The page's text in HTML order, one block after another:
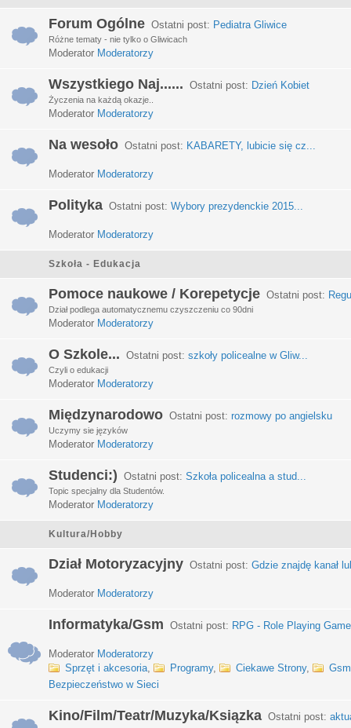
Forum Ogólne Ostatni post: Pediatra Gliwice
Różne tematy - nie tylko o Gliwicach
Moderator Moderatorzy
Wszystkiego Naj...... Ostatni post: Dzień Kobiet
Życzenia na każdą okazje..
Moderator Moderatorzy
Na wesoło Ostatni post: KABARETY, lubicie się cz...
Moderator Moderatorzy
Polityka Ostatni post: Wybory prezydenckie 2015...
Moderator Moderatorzy
Szkoła - Edukacja
Pomoce naukowe / Korepetycje Ostatni post:
Dział podlega automatycznemu czyszczeniu co 90dni
Moderator Moderatorzy
O Szkole... Ostatni post: szkoły policealne w Gliw...
Czyli o edukacji
Moderator Moderatorzy
Międzynarodowo Ostatni post: rozmowy po angielsku
Uczymy sie języków
Moderator Moderatorzy
Studenci:) Ostatni post: Szkoła policealna a stud...
Topic specjalny dla Studentów.
Moderator Moderatorzy
Kultura/Hobby
Dział Motoryzacyjny Ostatni post: Gdzie znajdę kanał
Moderator Moderatorzy
Informatyka/Gsm Ostatni post: RPG - Role Playing
Moderator Moderatorzy
Sprzęt i akcesoria, Programy, Ciekawe Strony,
Gsm
Bezpieczeństwo w Sieci
Kino/Film/Teatr/Muzyka/Ksiązka Ostatni post: